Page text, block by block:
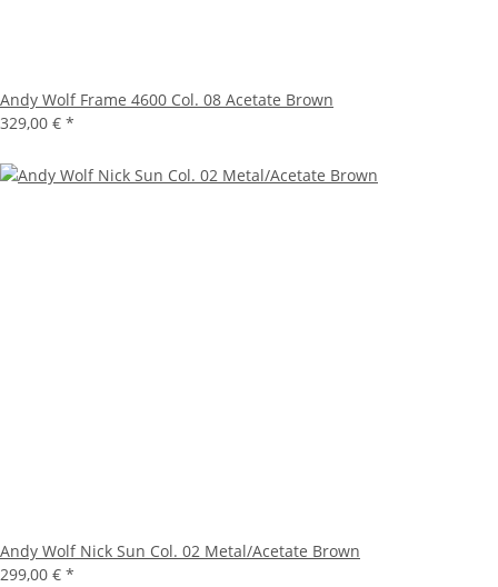
Andy Wolf Frame 4600 Col. 08 Acetate Brown
329,00 € *
Andy Wolf Nick Sun Col. 02 Metal/Acetate Brown
299,00 € *